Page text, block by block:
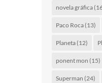
novela gráfica
Paco Roca(13)
Planeta(12)
ponent mon (15)
Superman (24)